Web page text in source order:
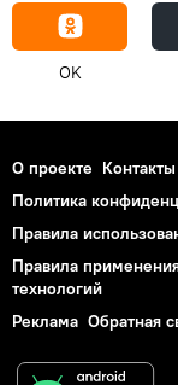
OK
О проекте Контакты
Политика
Правила
Правила
технологий
Реклама Обратная